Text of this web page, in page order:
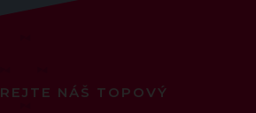
NÁŠ TOPOVÝ